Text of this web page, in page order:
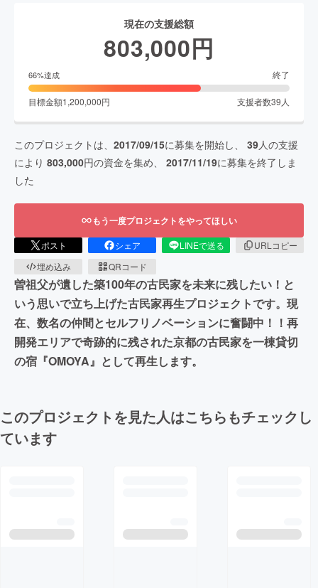
現在の支援総額
803,000円
66%達成 終了
目標金額1,200,000円 支援者数39人
このプロジェクトは、 2017/09/15に募集を開始し、 39人の支援
により 803,000円の資金を集め、 2017/11/19に募集を終了しま
した
もう一度プロジェクトをやってほしい
ポスト シェア LINEで送る
URLコピー
埋め込み
QRコード
曽祖父が遺した築100年の古民家を未来に残したい！と
いう思いで立ち上げた古民家再生プロジェクトです。現
在、数名の仲間とセルフリノベーションに奮闘中！！再
開発エリアで奇跡的に残された京都の古民家を一棟貸切
の宿『OMOYA』として再生します。
このプロジェクトを見た人はこちらもチェックし
ています